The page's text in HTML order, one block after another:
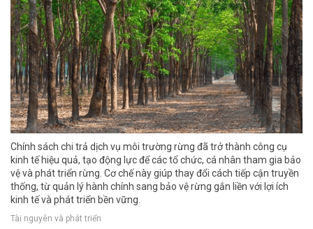
Chính sách chi trả dịch vụ môi trường rừng đã trở thành công cụ
kinh tế hiệu quả, tạo động lực để các tổ chức, cá nhân tham gia bảo
vệ và phát triển rừng. Cơ chế này giúp thay đổi cách tiếp cận truyền
thống, từ quản lý hành chính sang bảo vệ rừng gắn liền với lợi ích
kinh tế và phát triển bền vững.
Tài nguyên và phát triển